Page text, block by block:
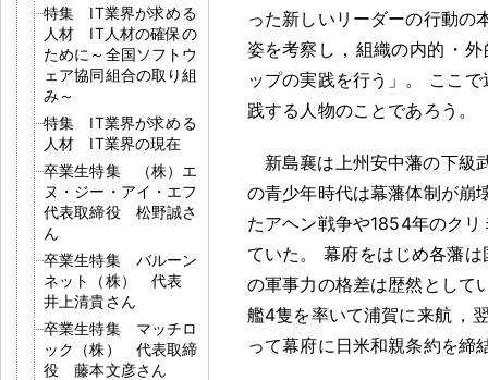
特集 IT業界が求める
人材 IT人材の確保の
ために～全国ソフトウ
ェア協同組合の取り組
み～
特集 IT業界が求める
人材 IT業界の現在
卒業生特集 （株）エ
ヌ・ジー・アイ・エフ
代表取締役 松野誠さ
ん
卒業生特集 バルーン
ネット（株） 代表
井上清貴さん
卒業生特集 マッチロ
ック（株） 代表取締
役 藤本文彦さん
った新しいリーダーの行動の
姿を考察し ， 組織の内的 ・ 外
ップの実践を行う」 。
ここ
践する人物のことであろう 。
新島襄は上州安中藩の下級
の青少年時代は幕藩体制が崩
たアヘン戦争や1854年のク
ていた 。
幕府をはじめ各藩
の軍事力の格差は歴然として
艦4隻を率いて浦賀に来航 ，
って幕府に日米和親条約を締